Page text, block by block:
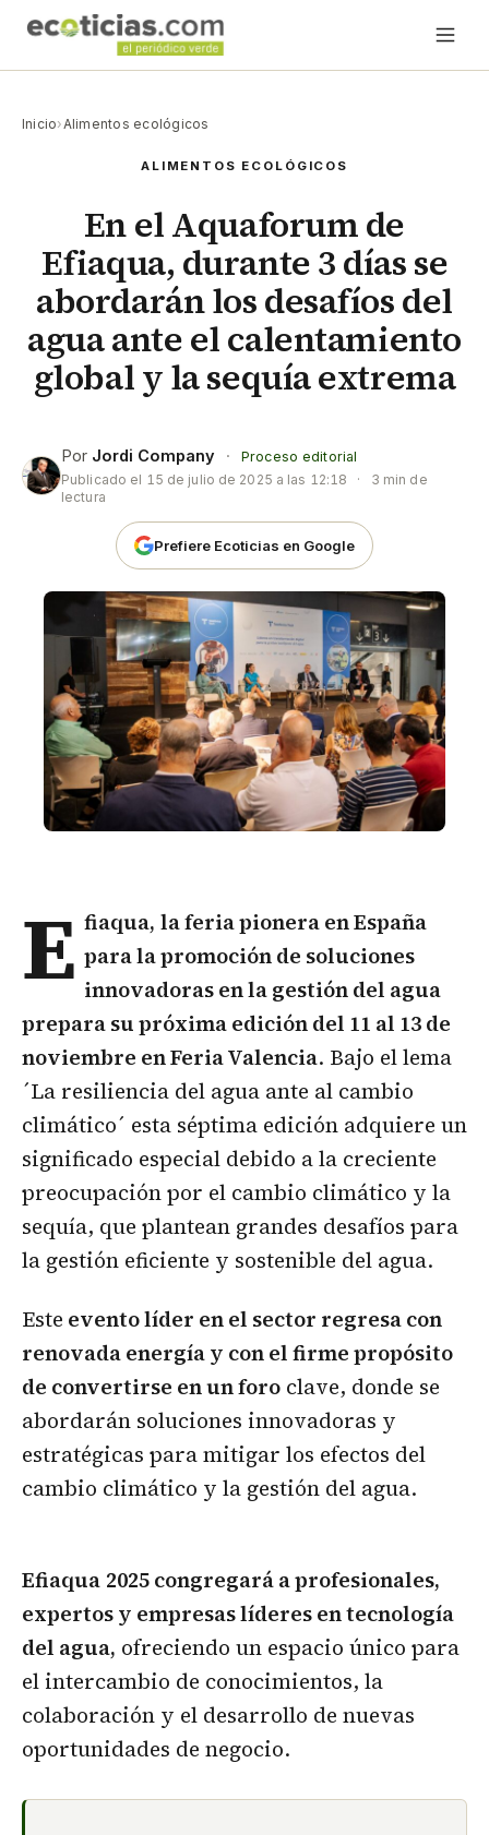
Inicio›Alimentos ecológicos
ALIMENTOS ECOLÓGICOS
En el Aquaforum de
Efiaqua, durante 3 días se
abordarán los desafíos del
agua ante el calentamiento
global y la sequía extrema
Por Jordi Company ·
Proceso editorial
Publicado el 15 de julio de 2025 a las 12:18 ·
3 min de
lectura
Prefiere Ecoticias en Google
E fiaqua, la feria pionera en España
para la promoción de soluciones
innovadoras en la gestión del agua
prepara su próxima edición del 11 al 13 de
noviembre en Feria Valencia. Bajo el lema
´La resiliencia del agua ante al cambio
climático´ esta séptima edición adquiere un
significado especial debido a la creciente
preocupación por el cambio climático y la
sequía, que plantean grandes desafíos para
la gestión eficiente y sostenible del agua.
Este evento líder en el sector regresa con
renovada energía y con el firme propósito
de convertirse en un foro clave, donde se
abordarán soluciones innovadoras y
estratégicas para mitigar los efectos del
cambio climático y la gestión del agua.
Efiaqua 2025 congregará a profesionales,
expertos y empresas líderes en tecnología
del agua, ofreciendo un espacio único para
el intercambio de conocimientos, la
colaboración y el desarrollo de nuevas
oportunidades de negocio.